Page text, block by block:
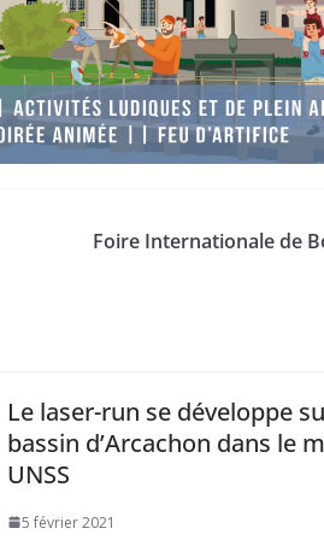
Foire Internationale de
Le laser-run se développe
bassin d’Arcachon dans le
UNSS
5 février 2021